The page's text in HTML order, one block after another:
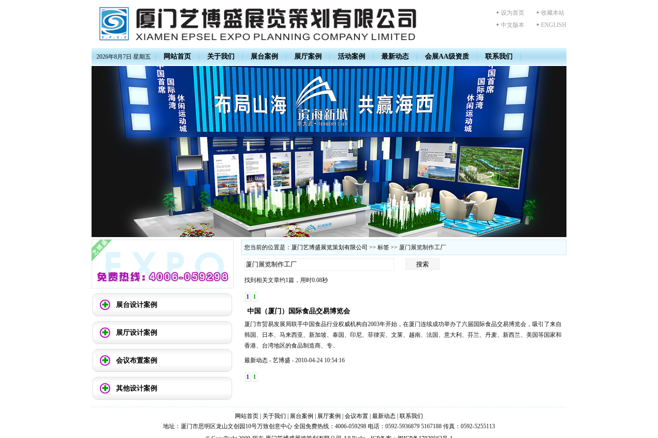
+ 设为首页 + 收藏本站
+ 中文版本 + ENGLISH
2026年8月7日 星期五 网站首页 关于我们 展台案例 展厅案例 活动案例 最新动态 会展AA级资质 联系我们
展台设计案例
展厅设计案例
会议布置案例
其他设计案例
您当前的位置是： 厦门艺博盛展览策划有限公司 >> 标签 >> 厦门展览制作工厂
找到相关文章约1篇，用时0.08秒
1 1
中国（厦门）国际食品交易博览会
厦门市贸易发展局联手中国食品行业权威机构自2003年开始，在厦门连续成功举办了六届国际食品交易博览会，吸引了来自
韩国、日本、马来西亚、新加坡、泰国、印尼、菲律宾、文莱、越南、法国、意大利、芬兰、丹麦、新西兰、美国等国家和
香港、台湾地区的食品制造商、专..
最新动态 - 艺博盛 - 2010-04-24 10:54:16
1 1
网站首页 关于我们 展台案例 展厅案例 会议布置 最新动态 联系我们
地址：厦门市思明区龙山文创园10号万致创意中心 全国免费热线：4006-059298 电话：0592-5936879 5167188 传真：0592-5255113